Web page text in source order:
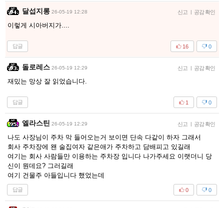
달섭지롱 26-05-19 12:28 신고 | 공감 확인
이렇게 시아버지가....
답글 0
16
돌로레스 26-05-19 12:29 신고 | 공감 확인
재밌는 망상 잘 읽었습니다.
답글 0
1
엘라스틴 26-05-19 12:29 신고 | 공감 확인
나도 사장님이 주차 막 들어오는거 보이면 단속 다같이 하자 그래서
회사 주차장에 왠 술집여자 같은애가 주차하고 담배피고 있길래
여기는 회사 사람들만 이용하는 주차장 입니다 나가주세요 이랫더니 당
신이 뭔데요? 그러길래
여기 건물주 아들입니다 했었는데
답글 0
0